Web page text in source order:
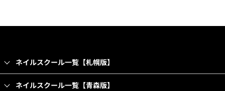
ネイルスクール一覧【札幌版】
ネイルスクール一覧【青森版】